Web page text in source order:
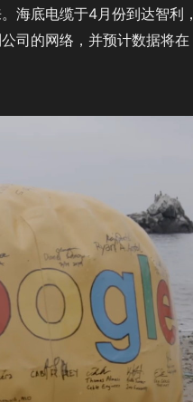
海底电缆于4月份到达智利，
司的网络，并预计数据将在